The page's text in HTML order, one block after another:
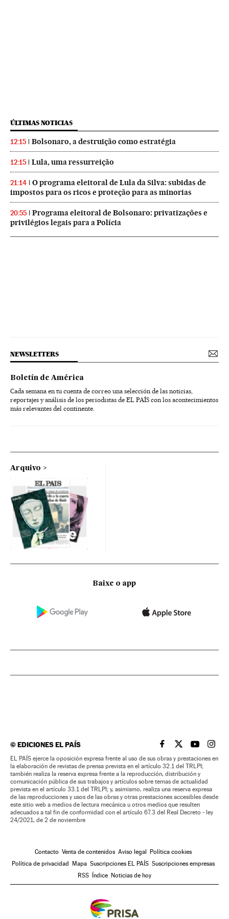
ÚLTIMAS NOTICIAS
12:15 Bolsonaro, a destruição como estratégia
12:15 Lula, uma ressurreição
21:14
O programa eleitoral de Lula da Silva: subidas de
impostos para os ricos e proteção para as minorias
20:55
Programa eleitoral de Bolsonaro: privatizações e
privilégios legais para a Polícia
NEWSLETTERS
Boletín de América
Cada semana en tu cuenta de correo una selección de las noticias,
reportajes y análisis de los periodistas de EL PAÍS con los acontecimientos
más relevantes del continente.
Arquivo
Baixe o app
©EDICIONES EL PAÍS EL PAÍS BRASIL EN
EL PAÍSEL PAÍS
EL
EL PAÍS ejerce la oposición expresa frente al uso de sus obras y prestaciones en
la elaboración de revistas de prensa prevista en el artículo 32.1 del TRLPI;
también realiza la reserva expresa frente a la reproducción, distribución y
comunicación pública de sus trabajos y artículos sobre temas de actualidad
prevista en el artículo 33.1 del TRLPI; y, asimismo, realiza una reserva expresa
de las reproducciones y usos de las obras y otras prestaciones accesibles desde
este sitio web a medios de lectura mecánica u otros medios que resulten
adecuados a tal fin de conformidad con el artículo 67.3 del Real Decreto - ley
24/2021, de 2 de noviembre
Contacto Venta de contenidos Aviso legal Política cookies
Política de privacidad Mapa Suscripciones EL PAÍS Suscripciones empresas
RSS Índice Noticias de hoy